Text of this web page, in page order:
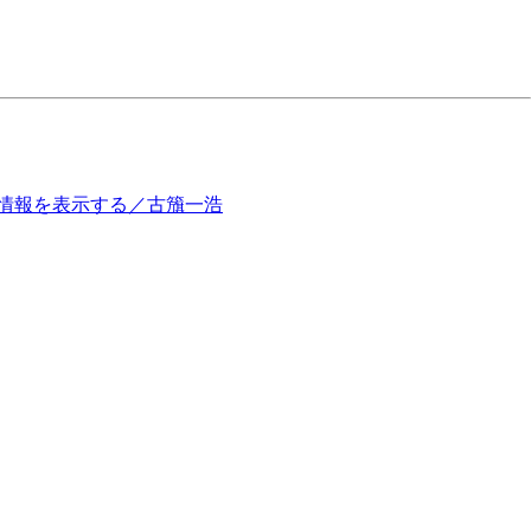
報を表示する／古籏一浩